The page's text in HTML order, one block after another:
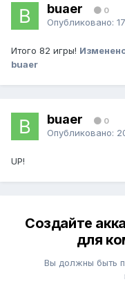
buaer 0
Опубликовано:
Итого 82 игры!
buaer
buaer 0
Опубликовано:
UP!
Создайте
для
Вы должны быть